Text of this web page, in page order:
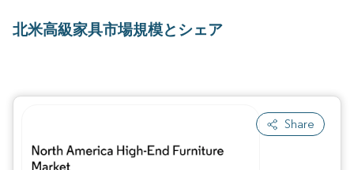
北米高級家具市場規模とシェア
Share